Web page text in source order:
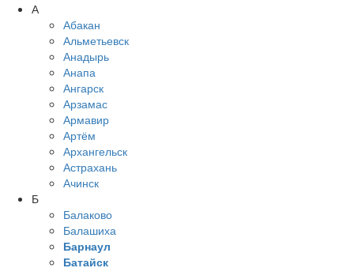
А
Абакан
Альметьевск
Анадырь
Анапа
Ангарск
Арзамас
Армавир
Артём
Архангельск
Астрахань
Ачинск
Б
Балаково
Балашиха
Барнаул
Батайск